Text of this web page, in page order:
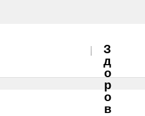
З
Д
О
Р
О
В